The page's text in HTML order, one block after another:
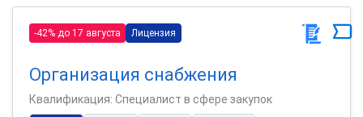
-42% до 17 августа Лицензия
Организация снабжения
Квалификация: Специалист в сфере закупок